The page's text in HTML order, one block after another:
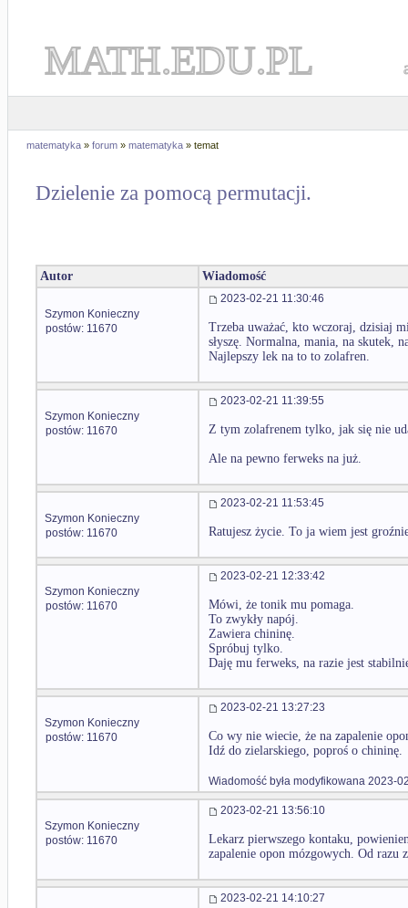
MATH.EDU.PL
matematyka » forum » matematyka » temat
Dzielenie za pomocą permutacji.
Autor Wiadomość
Szymon Konieczny
postów: 11670
2023-02-21 11:30:46
Trzeba uważać, kto wczoraj, dzisiaj
słyszę. Normalna, mania, na skutek,
Najlepszy lek na to to zolafren.
Szymon Konieczny
postów: 11670
2023-02-21 11:39:55
Z tym zolafrenem tylko, jak się nie
Ale na pewno ferweks na już.
Szymon Konieczny
postów: 11670
2023-02-21 11:53:45
Ratujesz życie. To ja wiem jest
Szymon Konieczny
postów: 11670
2023-02-21 12:33:42
Mówi, że tonik mu pomaga.
To zwykły napój.
Zawiera chininę.
Spróbuj tylko.
Daję mu ferweks, na razie jest
Szymon Konieczny
postów: 11670
2023-02-21 13:27:23
Co wy nie wiecie, że na zapalenie
Idź do zielarskiego, poproś o chininę.
Wiadomość była modyfikowana 2023-
Szymon Konieczny
postów: 11670
2023-02-21 13:56:10
Lekarz pierwszego kontaku,
zapalenie opon mózgowych. Od razu
2023-02-21 14:10:27